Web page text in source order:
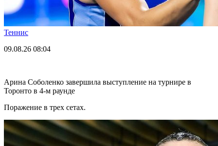
Теннис
09.08.26 08:04
Арина Соболенко завершила выступление на турнире в
Торонто в 4-м раунде
Поражение в трех сетах.